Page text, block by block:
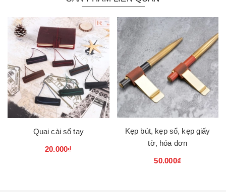
Quai cài sổ tay
20.000₫
Kẹp bút, kẹp sổ, kẹp giấy
tờ, hóa đơn
50.000₫